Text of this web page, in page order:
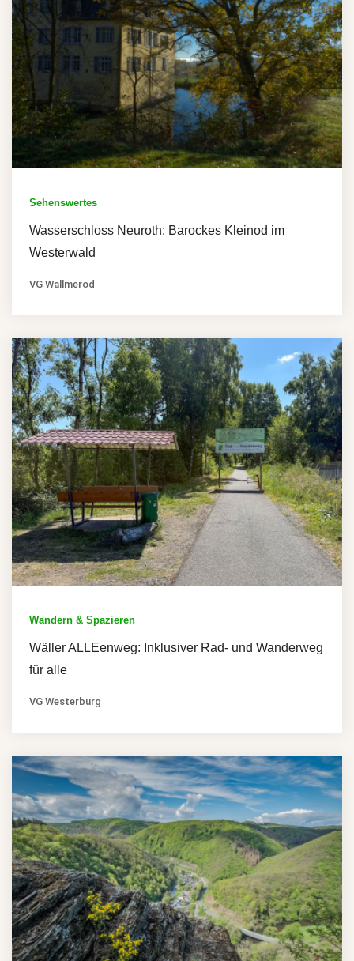
Sehenswertes
Wasserschloss Neuroth: Barockes Kleinod im
Westerwald
VG Wallmerod
Wandern & Spazieren
Wäller ALLEenweg: Inklusiver Rad- und Wanderweg
für alle
VG Westerburg